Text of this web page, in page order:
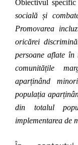
Obiectivul
socială și
Promovarea
oricărei
persoane aflate
comunitățile
aparținând
populația
din totalul
implementarea de